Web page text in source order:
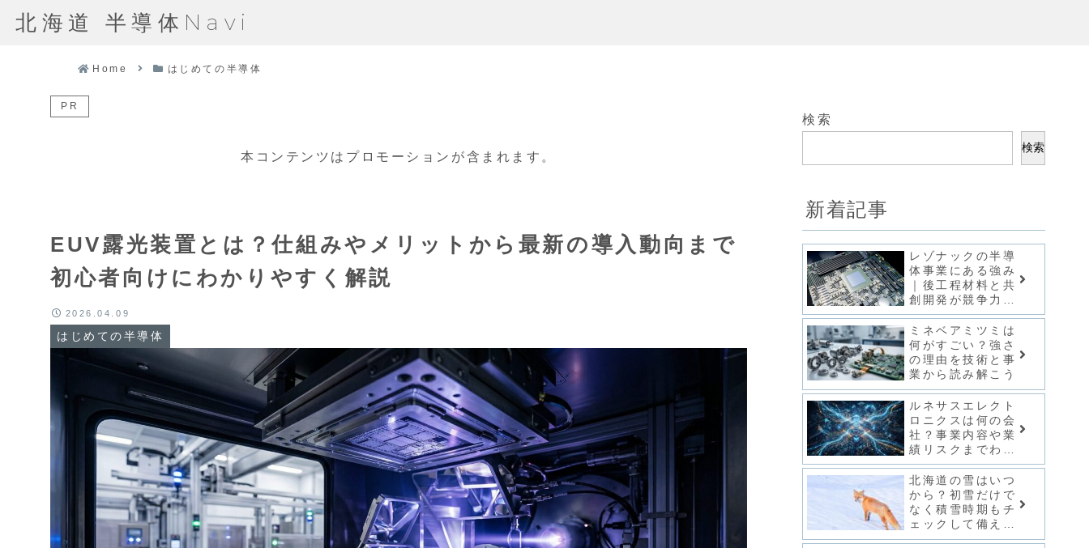
北海道 半導体Navi
Home はじめての半導体
PR
EUV露光装置とは？仕組みやメリットから最新の導入動向まで
初心者向けにわかりやすく解説
はじめての半導体
2026.04.09
本コンテンツはプロモーションが含まれます。
検索
検索
新着記事
レゾナックの半導
体事業にある強み
｜後工程材料と共
創開発が競争力を
支える！
ミネベアミツミは
何がすごい？強さ
の理由を技術と事
業から読み解こう
ルネサスエレクト
ロニクスは何の会
社？事業内容や業
績リスクまでわか
りやすく紹介
北海道の雪はいつ
から？初雪だけで
なく積雪時期もチ
ェックして備えよ
う